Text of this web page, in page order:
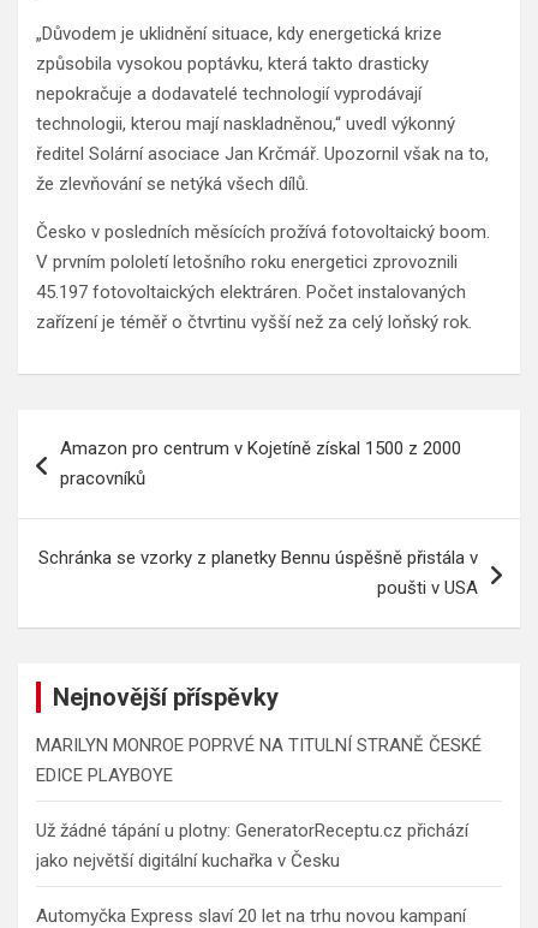
„Důvodem je uklidnění situace, kdy energetická krize
způsobila vysokou poptávku, která takto drasticky
nepokračuje a dodavatelé technologií vyprodávají
technologii, kterou mají naskladněnou,“ uvedl výkonný
ředitel Solární asociace Jan Krčmář. Upozornil však na to,
že zlevňování se netýká všech dílů.
Česko v posledních měsících prožívá fotovoltaický boom.
V prvním pololetí letošního roku energetici zprovoznili
45.197 fotovoltaických elektráren. Počet instalovaných
zařízení je téměř o čtvrtinu vyšší než za celý loňský rok.
proAmazon pro centrum v Kojetíně získal 1500 z 2000
pracovníků
Schránka se vzorky z planetky Bennu úspěšně přistála v
poušti v USA
Nejnovější příspěvky
MARILYN MONROE POPRVÉ NA TITULNÍ STRANĚ ČESKÉ
EDICE PLAYBOYE
Už žádné tápání u plotny: GeneratorReceptu.cz přichází
jako největší digitální kuchařka v Česku
Automyčka Express slaví 20 let na trhu novou kampaní